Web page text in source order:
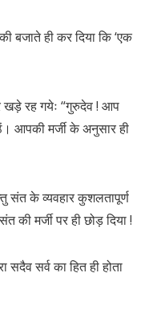
बजाते ही कर दिया कि ‘एक
रह गयेः “गुरुदेव ! आप
आपकी मर्जी के अनुसार ही
संत के व्यवहार कुशलतापूर्ण
की मर्जी पर ही छोड़ दिया !
सदैव सर्व का हित ही होता